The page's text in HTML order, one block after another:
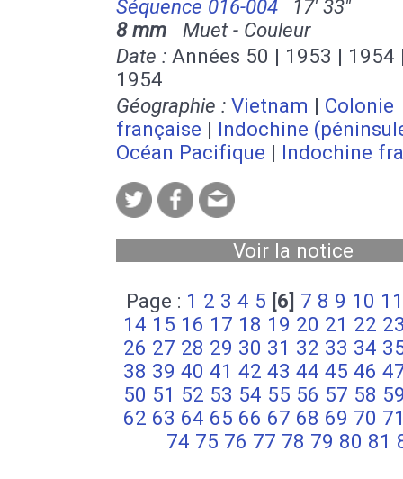
Séquence 016-004
17' 33''
8 mm Muet - Couleur
Date : Années 50 | 1953 | 1954
1954
Géographie : Vietnam | Colonie
française | Indochine
Océan Pacifique | Indochine
Voir la notice
Page : 1 2 3 4 5 [6] 7 8 9 10 11
14 15 16 17 18 19 20 21 22
26 27 28 29 30 31 32 33 34
38 39 40 41 42 43 44 45 46
50 51 52 53 54 55 56 57 58
62 63 64 65 66 67 68 69 70
74 75 76 77 78 79 80 81